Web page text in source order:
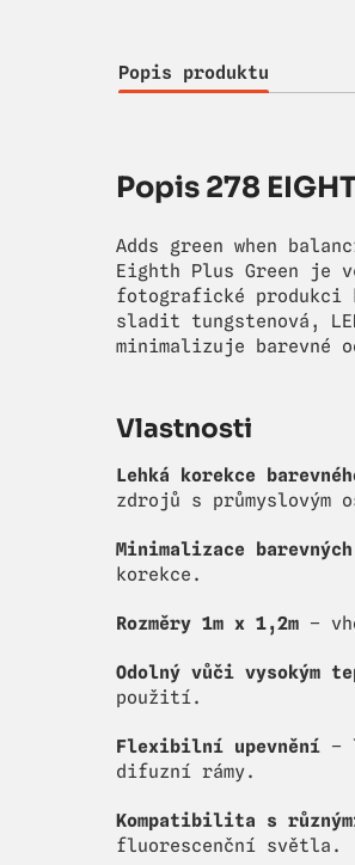
Popis produktu
Popis 278
Adds green when
Eighth Plus Green
fotografické produkci
sladit tungstenová,
minimalizuje barevné
Vlastnosti
Lehká korekce
zdrojů s průmyslovým
Minimalizace
korekce.
Rozměry 1m x 1,2m –
Odolný vůči vysokým
použití.
Flexibilní upevnění –
difuzní rámy.
Kompatibilita s
fluorescenční světla.